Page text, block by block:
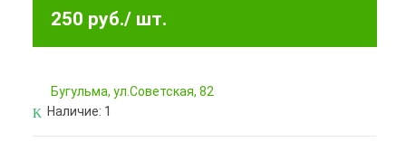
250 руб./ шт.
Бугульма, ул.Советская, 82
Наличие: 1